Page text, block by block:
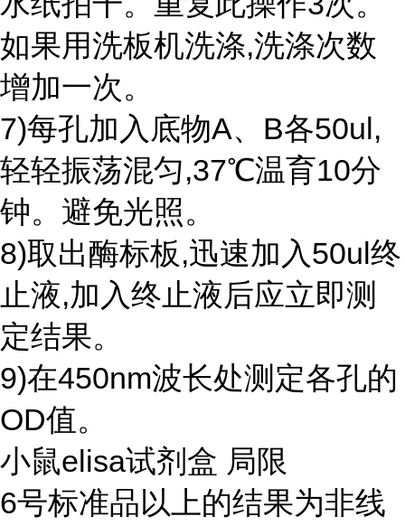
如果用洗板机洗涤,洗涤次数
增加一次。
7)每孔加入底物A、B各50ul,
轻轻振荡混匀,37℃温育10分
钟。避免光照。
8)取出酶标板,迅速加入50ul终
止液,加入终止液后应立即测
定结果。
9)在450nm波长处测定各孔的
OD值。
小鼠elisa试剂盒 局限
6号标准品以上的结果为非线